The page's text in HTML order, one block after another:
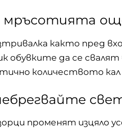
мръсотията
както пред
обувките да се
количеството
променят изцяло